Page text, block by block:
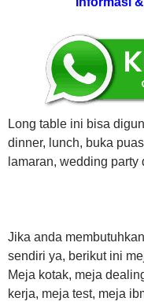
Long table ini bisa
dinner, lunch, buka
lamaran, wedding party
Jika anda
sendiri ya, berikut ini
Meja kotak, meja
kerja, meja test, meja